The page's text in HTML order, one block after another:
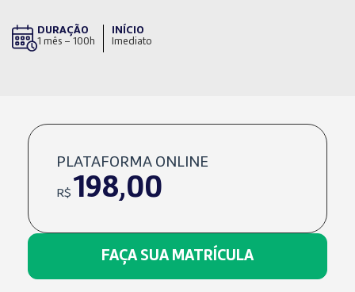
DURAÇÃO
1 mês – 100h
INÍCIO
Imediato
PLATAFORMA ONLINE
R$ 198,00
FAÇA SUA MATRÍCULA